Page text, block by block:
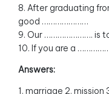
8. After graduating
good …………………
9. Our …………………. is
10. If you are a
Answers:
1. marriage 2.